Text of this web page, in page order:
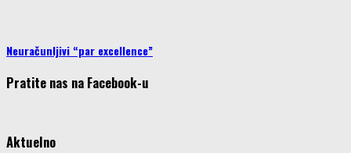
Neuračunljivi “par excellence”
Pratite nas na Facebook-u
Aktuelno